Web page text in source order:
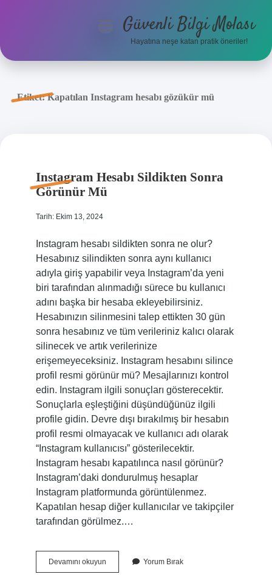
Anasayfa
menüyüGüvenli Bilgi Molası
Hayatına neşe katan pratik öneriler!
Etiket:Kapatılan Instagram hesabı gözükür mü
Instagram Hesabı Sildikten Sonra
Görünür Mü
Tarih: Ekim 13, 2024
Instagram hesabı sildikten sonra ne olur?
Hesabınız silindikten sonra aynı kullanıcı
adıyla giriş yapabilir veya Instagram’da yeni
biri tarafından alınmadığı sürece bu kullanıcı
adını başka bir hesaba ekleyebilirsiniz.
Hesabınızın silinmesini talep ettikten 30 gün
sonra hesabınız ve tüm verileriniz kalıcı olarak
silinecek ve artık verilerinize
erişemeyeceksiniz. Instagram hesabını silince
profil resmi görünür mü? Mesajlarınızı kontrol
edin. Instagram ilgili sonuçları gösterecektir.
Sonuçlarla eşleştiğini düşündüğünüz ilgili
profile gidin. Devre dışı bırakılmış bir hesabın
profil resmi olmayacak ve kullanıcı adı olarak
“Instagram kullanıcısı” gösterilecektir.
Instagram hesabı kapatılınca nasıl görünür?
Instagram’daki dondurulmuş hesaplar
Instagram platformunda görüntülenmez.
Kapatılan hesap diğer kullanıcılar ve takipçiler
tarafından görülmez.…
Devamını okuyunInstagram
Hesabı
Yorum Bırak